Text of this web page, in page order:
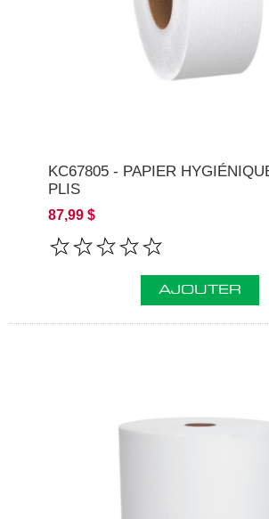
KC67805 - PAPIER
PLIS
87,99 $
AJOUTER